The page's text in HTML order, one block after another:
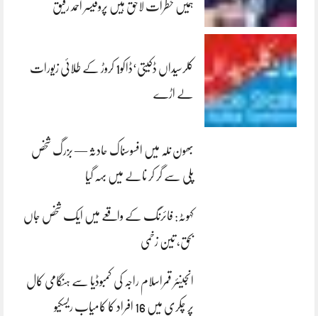
ہمیں خطرات لاحق ہیں پروفیسر احمد رفیق
کلرسیداں ڈکیتی‘ڈاکو1 کروڑ کے طلائی زیورات
لے اڑے
بھون نلہ میں افسوسناک حادثہ — بزرگ شخص
پلی سے گر کر نالے میں بہہ گیا
کہوٹہ: فائرنگ کے واقعے میں ایک شخص جاں
بحق، تین زخمی
انجینئر قمراسلام راجہ کی کمبوڈیا سے ہنگامی کال
پر چکری میں 16 افراد کا کامیاب ریسکیو